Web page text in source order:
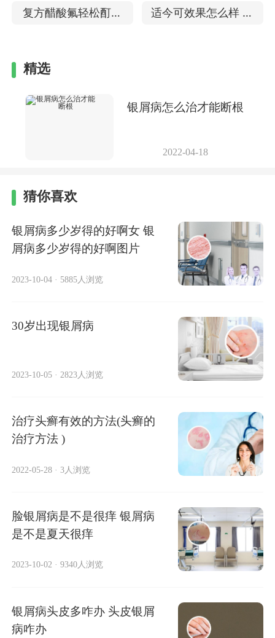
可以用来治疗银屑病
用于银屑病吗
复方醋酸氟轻松酊是
适今可效果怎么样 可
精选
银屑病怎么治才能断根
2022-04-18
猜你喜欢
银屑病多少岁得的好啊女 银
屑病多少岁得的好啊图片
2023-10-04 · 5885人浏览
30岁出现银屑病
2023-10-05 · 2823人浏览
治疗头癣有效的方法(头癣的
治疗方法 )
2022-05-28 · 3人浏览
脸银屑病是不是很痒 银屑病
是不是夏天很痒
2023-10-02 · 9340人浏览
银屑病头皮多咋办 头皮银屑
病咋办